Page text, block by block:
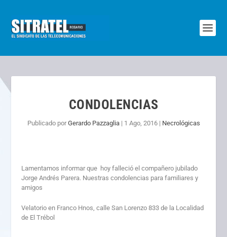
CONDOLENCIAS
Publicado porGerardo Pazzaglia| 1 Ago, 2016| Necrológicas
Lamentamos informar que hoy falleció el compañero jubilado
Jorge Andrés Parera. Nuestras condolencias para familiares y
amigos
Velatorio en Franco Hnos, calle San Lorenzo 833 de la Localidad
de El Trébol